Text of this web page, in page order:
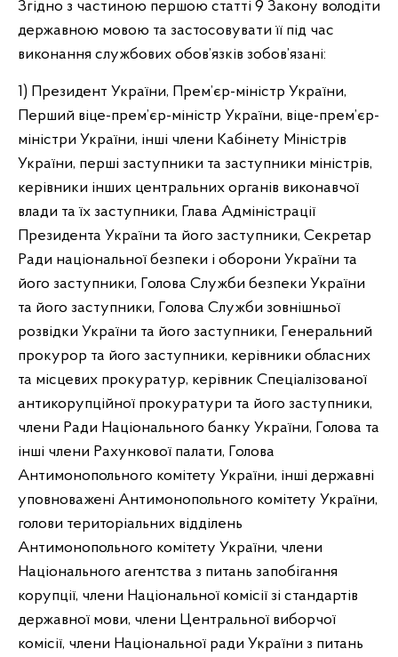
Згідно з частиною першою статті 9 Закону володіти
державною мовою та застосовувати її під час
виконання службових обов’язків зобов’язані:
1) Президент України, Прем’єр-міністр України,
Перший віце-прем’єр-міністр України, віце-прем’єр-
міністри України, інші члени Кабінету Міністрів
України, перші заступники та заступники міністрів,
керівники інших центральних органів виконавчої
влади та їх заступники, Глава Адміністрації
Президента України та його заступники, Секретар
Ради національної безпеки і оборони України та
його заступники, Голова Служби безпеки України
та його заступники, Голова Служби зовнішньої
розвідки України та його заступники, Генеральний
прокурор та його заступники, керівники обласних
та місцевих прокуратур, керівник Спеціалізованої
антикорупційної прокуратури та його заступники,
члени Ради Національного банку України, Голова та
інші члени Рахункової палати, Голова
Антимонопольного комітету України, інші державні
уповноважені Антимонопольного комітету України,
голови територіальних відділень
Антимонопольного комітету України, члени
Національного агентства з питань запобігання
корупції, члени Національної комісії зі стандартів
державної мови, члени Центральної виборчої
комісії, члени Національної ради України з питань